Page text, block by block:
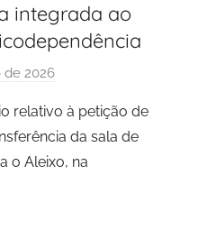
integrada ao
de 2026
r
P
C
relativo à petição de
da sala de
o Aleixo, na